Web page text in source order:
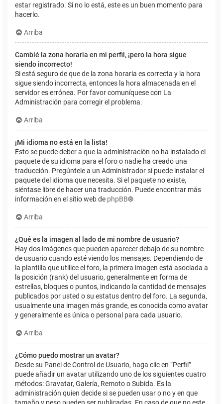
estar registrado. Si no lo está, este es un buen momento para
hacerlo.
Arriba
Cambié la zona horaria en mi perfil, ¡pero la hora sigue
siendo incorrecto!
Si está seguro de que de la zona horaria es correcta y la hora
sigue siendo incorrecta, entonces la hora almacenada en el
servidor es errónea. Por favor comuníquese con La
Administración para corregir el problema.
Arriba
¡Mi idioma no está en la lista!
Esto se puede deber a que la administración no ha instalado el
paquete de su idioma para el foro o nadie ha creado una
traducción. Pregúntele a un Administrador si puede instalar el
paquete del idioma que necesita. Si el paquete no existe,
siéntase libre de hacer una traducción. Puede encontrar más
información en el sitio web de phpBB®
Arriba
¿Qué es la imagen al lado de mi nombre de usuario?
Hay dos imágenes que pueden aparecer debajo de su nombre
de usuario cuando esté viendo los mensajes. Dependiendo de
la plantilla que utilice el foro, la primera imagen está asociada a
la posición (rank) del usuario, generalmente en forma de
estrellas, bloques o puntos, indicando la cantidad de mensajes
publicados por usted o su estatus dentro del foro. La segunda,
usualmente una imagen más grande, es conocida como avatar
y generalmente es única o personal para cada usuario.
Arriba
¿Cómo puedo mostrar un avatar?
Desde su Panel de Control de Usuario, haga clic en “Perfil”
puede añadir un avatar utilizando uno de los siguientes cuatro
métodos: Gravatar, Galería, Remoto o Subida. Es la
administración quien decide si se pueden usar o no y en que
tamaño y peso pueden ser publicadas. En caso de que no este